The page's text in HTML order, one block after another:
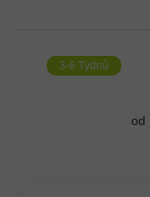
3-6 Týdnů
od